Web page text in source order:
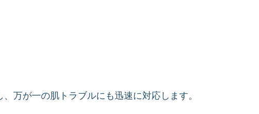
万が一の肌トラブルにも迅速に対応します。